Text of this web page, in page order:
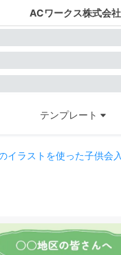
ACワークス株式会
テンプレート
イラストを使った子供会